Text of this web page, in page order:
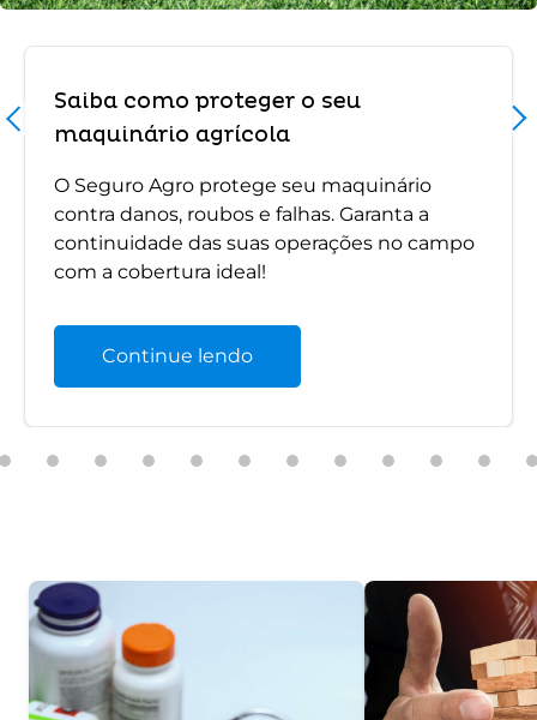
Saiba como proteger o seu
maquinário agrícola
O Seguro Agro protege seu maquinário
contra danos, roubos e falhas. Garanta a
continuidade das suas operações no campo
com a cobertura ideal!
Continue lendo